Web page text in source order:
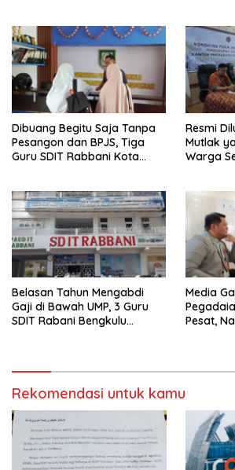
Dibuang Begitu Saja Tanpa
Pesangon dan BPJS, Tiga
Guru SDIT Rabbani Kota
Resmi
Mutlak
Warga
Belasan Tahun Mengabdi
Gaji di Bawah UMP, 3 Guru
SDIT Rabani Bengkulu
Media
Pesat,
Rekomendasi untuk kamu